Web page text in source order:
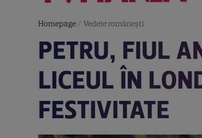
Homepage/ Vedete româneşti
PETRU, FIUL
LICEUL ÎN
FESTIVITATE